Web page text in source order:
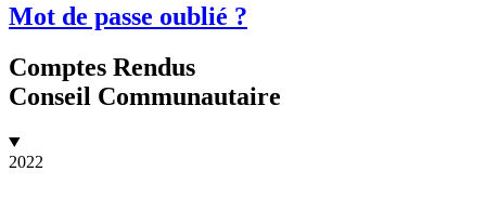
Mot de passe oublié ?
Comptes Rendus
Conseil Communautaire
2022